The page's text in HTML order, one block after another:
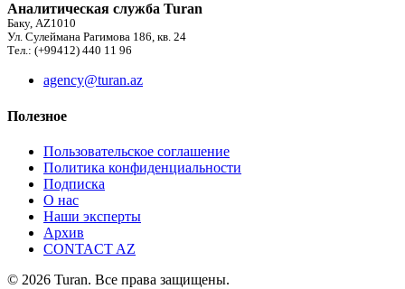
Аналитическая служба Turan
Баку, AZ1010
Ул. Сулеймана Рагимова 186, кв. 24
Тел.: (+99412) 440 11 96
agency@turan.az
Полезное
Пользовательское соглашение
Политика конфиденциальности
Подписка
О нас
Наши эксперты
Архив
CONTACT AZ
© 2026 Turan. Все права защищены.